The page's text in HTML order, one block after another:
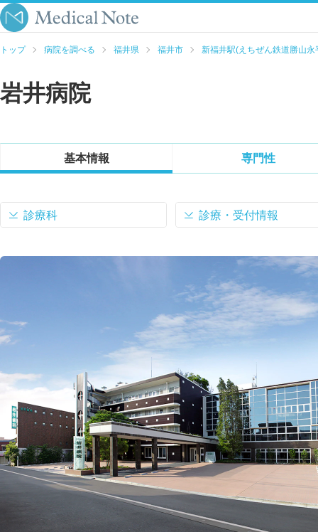
トップ 病院を調べる 福井県 福井市 新福井駅(えちぜん鉄道勝山永
岩井病院
基本情報 専門性
診療科 診療・受付情報